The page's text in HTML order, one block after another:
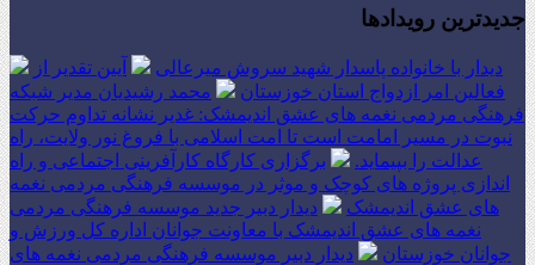
جدیدترین رویدادها
دیدار با خانواده پاسدار شهید سروش میرعالی
آیین تقدیر از
فعالین امر ازدواج استان خوزستان
محمد رشیدیان مدیر شبکه
فرهنگی مردمی نغمه های عشق اندیمشک: غدیر نشانه تداوم حرکت
نبوت در مسیر امامت است تا امت اسلامی با فروغ نور ولایت، راه
عدالت را بپیماید.
برگزاری کارگاه کارآفرینی اجتماعی و راه
اندازی پروژه های کوچک و موثر در موسسه فرهنگی مردمی نغمه
های عشق اندیمشک
دیدار دبیر جدید موسسه فرهنگی مردمی
نغمه های عشق اندیمشک با معاونت جوانان اداره کل ورزش و
جوانان خوزستان
دیدار دبیر موسسه فرهنگی مردمی نغمه های